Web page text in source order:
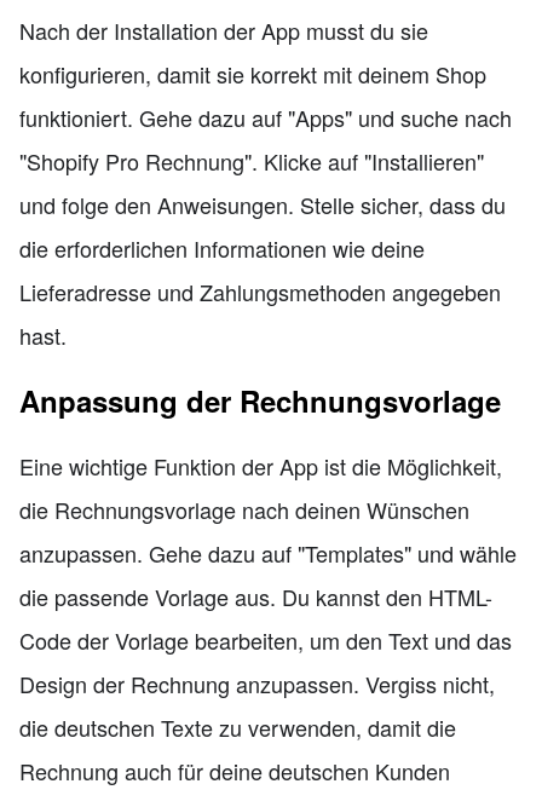
Nach der Installation der App musst du sie
konfigurieren, damit sie korrekt mit deinem Shop
funktioniert. Gehe dazu auf "Apps" und suche nach
"Shopify Pro Rechnung". Klicke auf "Installieren"
und folge den Anweisungen. Stelle sicher, dass du
die erforderlichen Informationen wie deine
Lieferadresse und Zahlungsmethoden angegeben
hast.
Anpassung der Rechnungsvorlage
Eine wichtige Funktion der App ist die Möglichkeit,
die Rechnungsvorlage nach deinen Wünschen
anzupassen. Gehe dazu auf "Templates" und wähle
die passende Vorlage aus. Du kannst den HTML-
Code der Vorlage bearbeiten, um den Text und das
Design der Rechnung anzupassen. Vergiss nicht,
die deutschen Texte zu verwenden, damit die
Rechnung auch für deine deutschen Kunden